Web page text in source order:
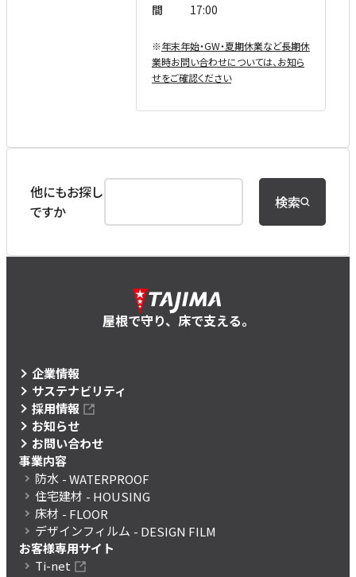
間
17:00
※年末年始・GW・夏期休業など⻑期休
業時お問い合わせについては、お知ら
せをご確認ください
他にもお探し
ですか
検索
屋根で守り、床で支える。
企業情報
サステナビリティ
採用情報
お知らせ
お問い合わせ
事業内容
防水 - WATERPROOF
住宅建材 - HOUSING
床材 - FLOOR
デザインフィルム - DESIGN FILM
お客様専用サイト
Ti-net